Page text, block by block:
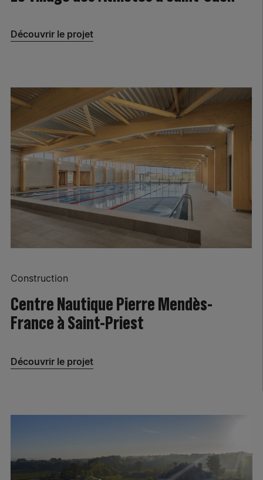
Découvrir le projet
Construction
Centre Nautique Pierre Mendès-
France à Saint-Priest
Découvrir le projet